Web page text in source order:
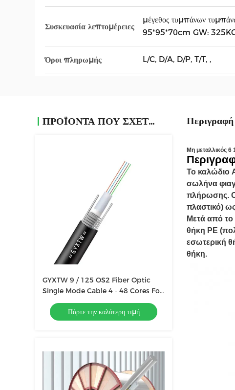
Συσκευασία λεπτομέρειες
μέγεθος τυμπάνων
95*95*70cm GW:
Όροι πληρωμής L/C, D/A, D/P, T/T, ,
ΠΡΟΪΌΝΤΑ ΠΟΥ ΣΧΕΤΊΖΟΝΤΑΙ
GYXTW 9 / 125 OS2 Fiber Optic
Single Mode Cable 4 - 48 Cores For
Duct / Aerial
Πάρτε την καλύτερη τιμή
Περιγραφή
Μη μεταλλικός
Το καλώδιο
σωλήνα
πλήρωσης.
πλαστικό)
Μετά από το
θήκη PE
εσωτερική
θήκη.